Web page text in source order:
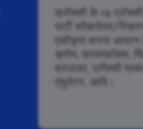
क्रॉक्सी के re प्रॉक्सी
पार्टी सॉफ़्टवेयर/
एकीकृत करना
क्रोम, फ़ायरफ़ॉक्स,
ब्राउज़र, प्रॉक्सी
एमुलेटर, आदि।